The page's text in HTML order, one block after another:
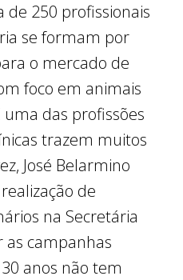
de 250 profissionais
se formam por
o mercado de
foco em animais
das profissões
trazem muitos
José Belarmino
de
na Secretária
as campanhas
anos não tem